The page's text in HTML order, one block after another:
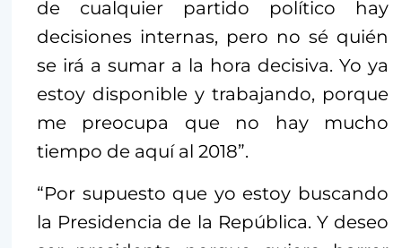
de cualquier partido político hay
decisiones internas, pero no sé quién
se irá a sumar a la hora decisiva. Yo ya
estoy disponible y trabajando, porque
me preocupa que no hay mucho
tiempo de aquí al 2018”.
“Por supuesto que yo estoy buscando
la Presidencia de la República. Y deseo